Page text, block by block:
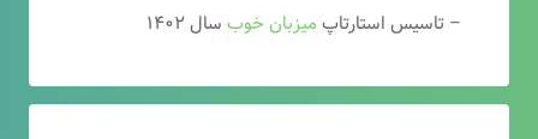
– تاسیس استارتاپ میزبان خوب سال ۱۴۰۲